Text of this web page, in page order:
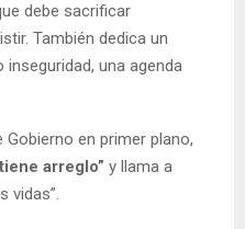
debe sacrificar
También dedica un
una agenda
en primer plano,
arreglo” y llama a
vidas”.